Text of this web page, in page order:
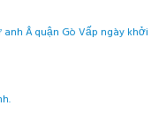
Â quận Gò Vấp ngày khởi